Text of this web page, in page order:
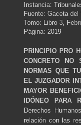
Instancia:
Fuente: Gaceta
Tomo: Libro 3,
Página: 2019
PRINCIPIO PRO
CONCRETO NO
NORMAS QUE
EL JUZGADOR
MAYOR
IDÓNEO PARA
Derechos
relación con las